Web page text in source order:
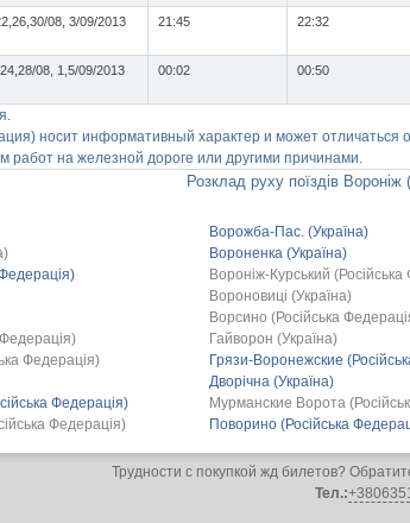
08, 3/09/2013 21:45 22:32
08, 1,5/09/2013 00:02 00:50
носит информативный характер и может отличаться
на железной дороге или другими причинами.
Розклад руху поїздів Вороніж
Ворожба-Пас. (Україна)
Вороненка (Україна)
Вороніж-Курський
Вороновиці (Україна)
Ворсино (Російська
Гайворон (Україна)
Федерація)
Грязи-Воронежские
Дворічна (Україна)
Федерація)
Мурманские Ворота
Федерація) Поворино (Російська
Трудности с покупкой жд билетов?
Тел.: